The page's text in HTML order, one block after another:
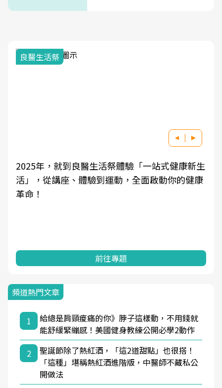
良醫生活祭
2025年，就到良醫生活祭體驗「一站式健康新生
活」，從講座、體驗到運動，全面啟動你的健康
革命！
前往專題
頻道熱門文章
1
給總是肩頸痠痛的你》脖子這樣動，不用錢就
能舒緩緊繃感！美國健身教練公開必學2動作
2
聖誕節除了熱紅酒，「這2道甜點」也很搭！
「這種」堪稱熱紅酒進階版，中醫師不藏私公
開做法